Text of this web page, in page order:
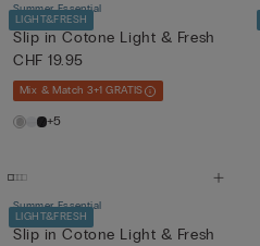
LIGHT&FRESH
Summer Essential
Slip in Cotone Light & Fresh
CHF 19.95
Mix & Match 3+1 GRATIS
+5
LIGHT&FRESH
Summer Essential
Slip in Cotone Light & Fresh